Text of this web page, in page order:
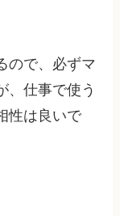
ので、必ずマ
、仕事で使う
性は良いで